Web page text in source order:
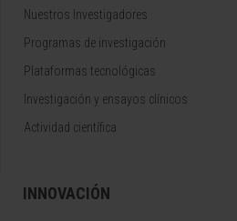
Nuestros Investigadores
Programas de investigación
Plataformas tecnológicas
Investigación y ensayos clínicos
Actividad científica
INNOVACIÓN